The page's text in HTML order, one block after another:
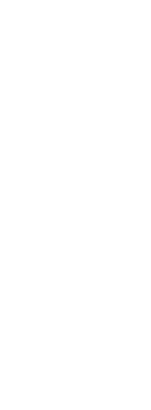
市・西
・我孫
市 (10)
(7)
(12)
(15)
市 (5)
(21)